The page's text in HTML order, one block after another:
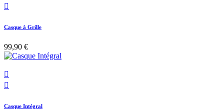

Casque à Grille
99,90 €


Casque Intégral